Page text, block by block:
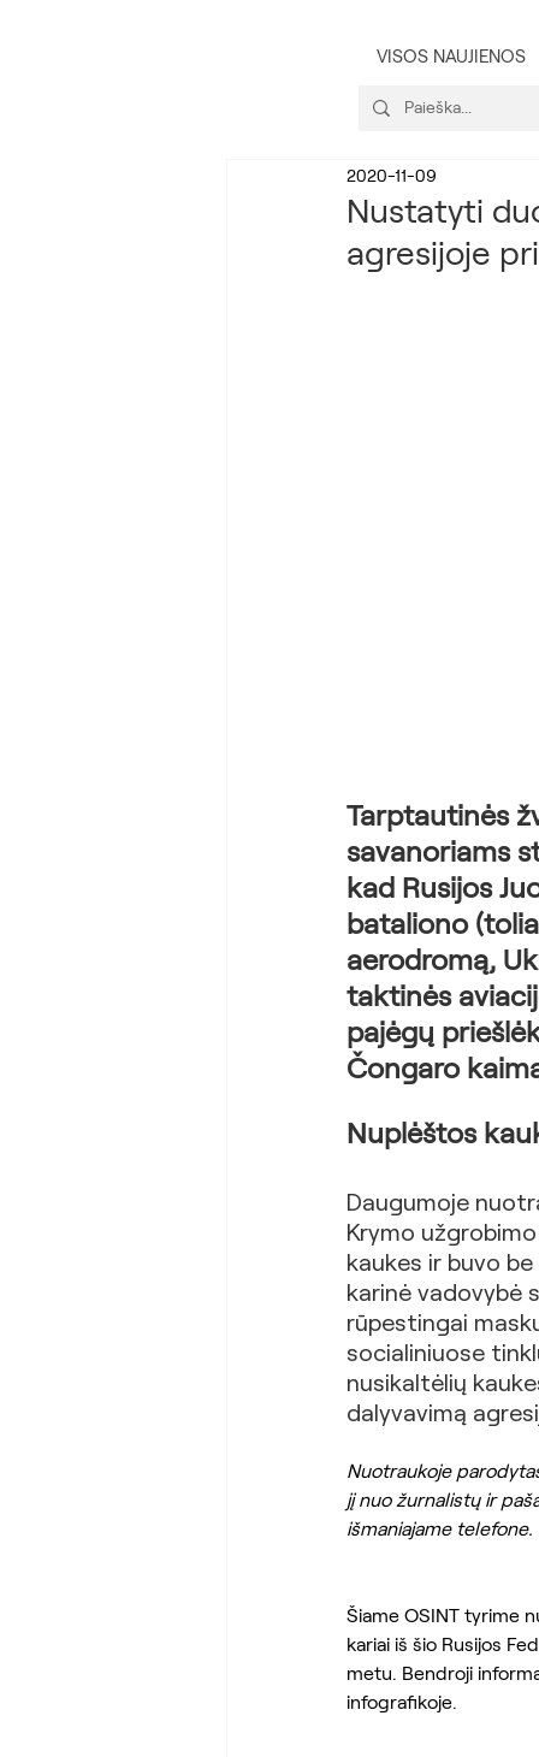
VISOS NAUJIENOS
Nustatyti
agresijoje
2020-11-09
Tarptautinės
savanoriams
kad Rusijos
bataliono
aerodromą,
taktinės
pajėgų
Čongaro
Nuplėštos
Daugumoje
Krymo
kaukes ir buvo
karinė vadovybė
rūpestingai
socialiniuose
nusikaltėlių
dalyvavimą
Nuotraukoje
jį nuo žurnalistų ir
išmaniajame telefone.
Šiame OSINT tyrime
kariai iš šio Rusijos
metu. Bendroji
infografikoje.